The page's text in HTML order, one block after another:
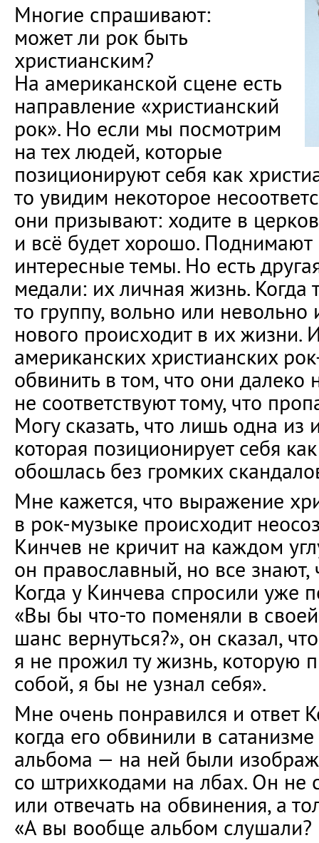
Многие спрашивают:
может ли рок быть
христианским?
На американской сцене есть
направление «христианский
рок». Но если мы посмотрим
на тех людей, которые
позиционируют себя как
то увидим некоторое
они призывают: ходите в
и всё будет хорошо. Поднимают
интересные темы. Но есть
медали: их личная жизнь.
то группу, вольно или невольно
нового происходит в их жизни.
американских христианских
обвинить в том, что они далеко
не соответствуют тому, что
Могу сказать, что лишь одна из
которая позиционирует себя
обошлась без громких
Мне кажется, что выражение
в рок-музыке происходит
Кинчев не кричит на каждом
он православный, но все
Когда у Кинчева спросили уже
«Вы бы что-то поменяли в
шанс вернуться?», он сказал,
я не прожил ту жизнь, которую
собой, я бы не узнал себя».
Мне очень понравился и ответ
когда его обвинили в
альбома — на ней были
со штрихкодами на лбах. Он не
или отвечать на обвинения, а
«А вы вообще альбом слушали?